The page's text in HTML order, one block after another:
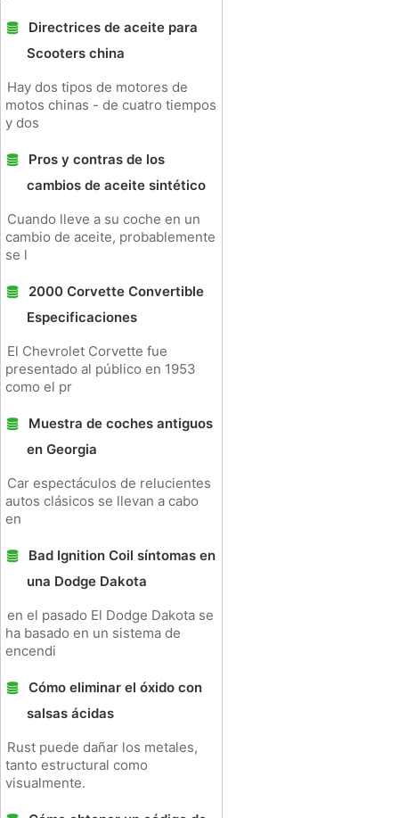
Directrices de aceite para
Scooters china
Hay dos tipos de motores de
motos chinas - de cuatro tiempos
y dos
Pros y contras de los
cambios de aceite sintético
Cuando lleve a su coche en un
cambio de aceite, probablemente
se l
2000 Corvette Convertible
Especificaciones
El Chevrolet Corvette fue
presentado al público en 1953
como el pr
Muestra de coches antiguos
en Georgia
Car espectáculos de relucientes
autos clásicos se llevan a cabo
en
Bad Ignition Coil síntomas en
una Dodge Dakota
en el pasado El Dodge Dakota se
ha basado en un sistema de
encendi
Cómo eliminar el óxido con
salsas ácidas
Rust puede dañar los metales,
tanto estructural como
visualmente.